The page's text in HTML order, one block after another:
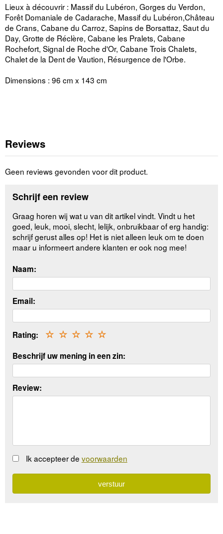
Lieux à découvrir : Massif du Lubéron, Gorges du Verdon,
Forêt Domaniale de Cadarache, Massif du Lubéron,Château
de Crans, Cabane du Carroz, Sapins de Borsattaz, Saut du
Day, Grotte de Réclère, Cabane les Pralets, Cabane
Rochefort, Signal de Roche d'Or, Cabane Trois Chalets,
Chalet de la Dent de Vaution, Résurgence de l'Orbe.
Dimensions : 96 cm x 143 cm
Reviews
Geen reviews gevonden voor dit product.
Schrijf een review
Graag horen wij wat u van dit artikel vindt. Vindt u het
goed, leuk, mooi, slecht, lelijk, onbruikbaar of erg handig:
schrijf gerust alles op! Het is niet alleen leuk om te doen
maar u informeert andere klanten er ook nog mee!
Naam:
Email:
Rating: ☆
☆
☆
☆
☆
Beschrijf uw mening in een zin:
Review:
Ik accepteer de voorwaarden